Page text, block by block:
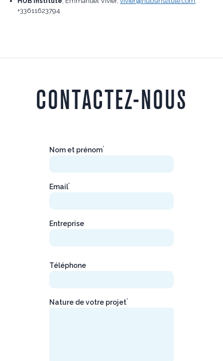
+33611623794
CONTACTEZ-NOUS
Nom et prénom*
Email*
Entreprise
Téléphone
Nature de votre projet*